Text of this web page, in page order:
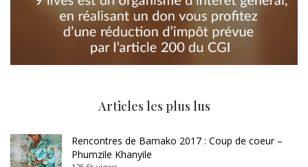
Articles les plus lus
Rencontres de Bamako 2017 : Coup de coeur –
Phumzile Khanyile